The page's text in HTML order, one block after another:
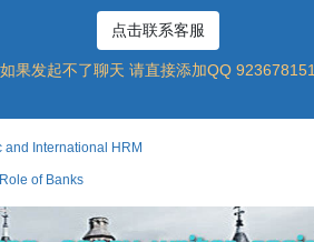
点击联系客服
如果发起不了聊天 请直接添加QQ 923678151
and International HRM
of Banks